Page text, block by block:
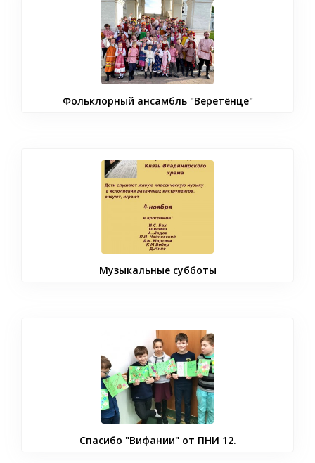
Фольклорный ансамбль "Веретёнце"
Музыкальные субботы
Спасибо "Вифании" от ПНИ 12.